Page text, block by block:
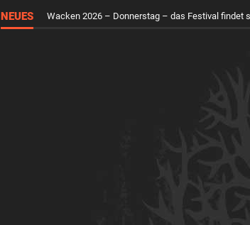
NEUES Wacken 2026 – Donnerstag – das Festival findet